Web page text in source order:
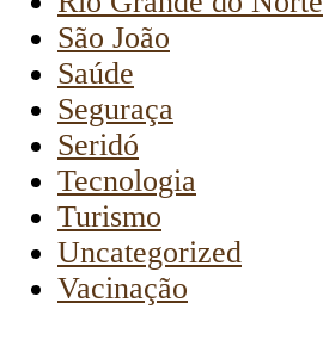
São João
Saúde
Seguraça
Seridó
Tecnologia
Turismo
Uncategorized
Vacinação